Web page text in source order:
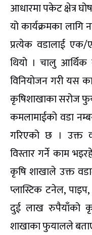
आधारमा पकेट क्षेत्र
यो कार्यक्रमका
प्रत्येक वडालाई
थियो । चालु
विनियोजन गरी यस
कृषिशाखाका सरोज
कमलामाईको वडा
गरिएको छ । उक्त
विस्तार गर्ने काम
कृषि शाखाले उक्त
प्लास्टिक टनेल,
दुई लाख रुपैयाँको
शाखाका फुयालले